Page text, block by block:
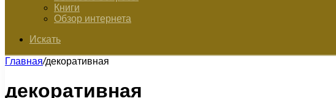
Книги
Обзор интернета
Искать
Главная/декоративная
декоративная